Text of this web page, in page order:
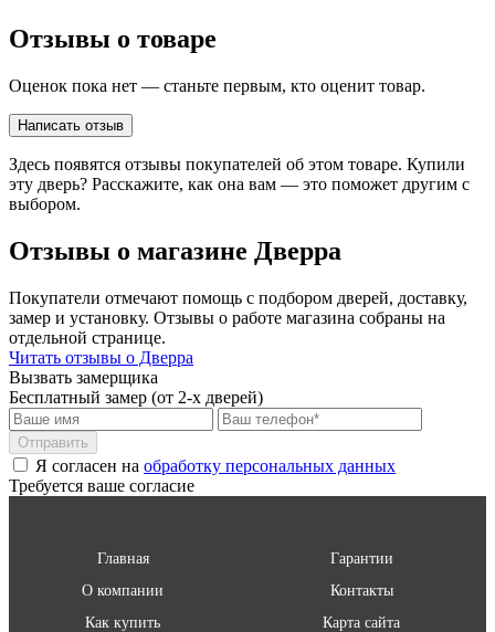
лифта за этаж/на лифте (до 10
шт.)
лифта за этаж/на лифте(до
10 кг)
Подъем/спуск дверной
коробки от входной
металлической двери
вручную, за этаж
без лифта, за этаж до 120 кг/
более 120 кг**
Подъем/спуск на грузовом
лифте входной двери,
стоимостью до 25 т.р./
т.р.-35 т.р./более 35 т.р.**
500/700/1000 ₽
Самовывоз со склада
поставщика Браво
Самовывоз со склада
поставщика
по согласованию
Отзывы о товаре
Оценок пока нет — станьте первым, кто оценит товар.
Написать отзыв
Здесь появятся отзывы покупателей об этом товаре. Купили
эту дверь? Расскажите, как она вам — это поможет другим с
выбором.
Отзывы о магазине Дверра
Покупатели отмечают помощь с подбором дверей, доставку,
замер и установку. Отзывы о работе магазина собраны на
отдельной странице.
Читать отзывы о Дверра
Вызвать замерщика
Бесплатный замер (от 2-х дверей)
Отправить
Я согласен на обработку персональных данных
Требуется ваше согласие
Главная
О компании
Как купить
Гарантии
Контакты
Карта сайта